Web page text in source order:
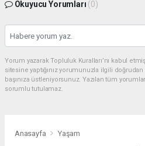
Okuyucu Yorumları (0)
Yorum yazarak Topluluk Kuralları’nı kabul
sitesine yaptığınız yorumunuzla ilgili
başınıza üstleniyorsunuz. Yazılan tüm
sorumlu tutulamaz.
Anasayfa Yaşam